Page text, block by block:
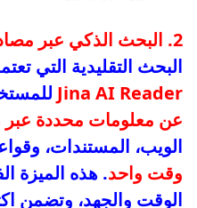
2. البحث الذكي عبر مصادر متعددة:
البحث التقليدية التي
Jina AI Reader
عن معلومات محددة عبر
الويب، المستندات،
وقت واحد. هذه الميزة
الوقت والجهد، وتضمن